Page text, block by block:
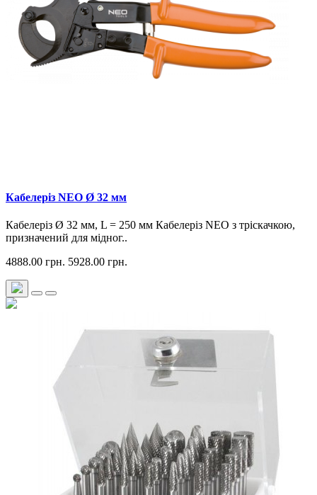
Кабелеріз NEO Ø 32 мм
Кабелеріз Ø 32 мм, L = 250 мм Кабелеріз NEO з тріскачкою,
призначений для мідног..
4888.00 грн. 5928.00 грн.